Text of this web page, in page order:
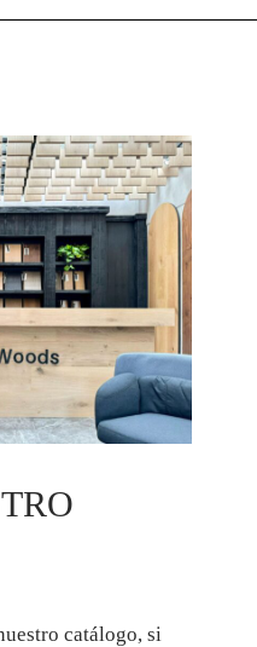
catálogo, si